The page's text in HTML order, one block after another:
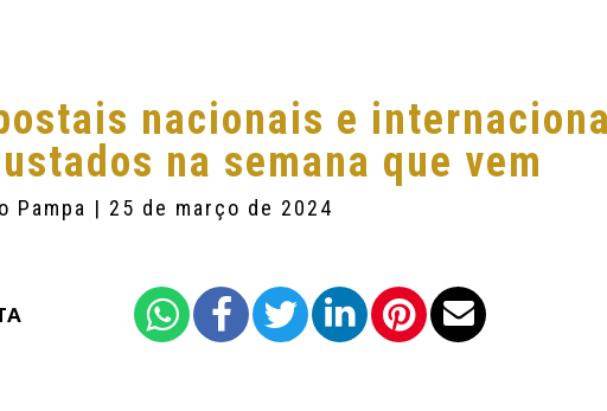
nacionais e
na semana que vem
Pampa | 25 de março de 2024